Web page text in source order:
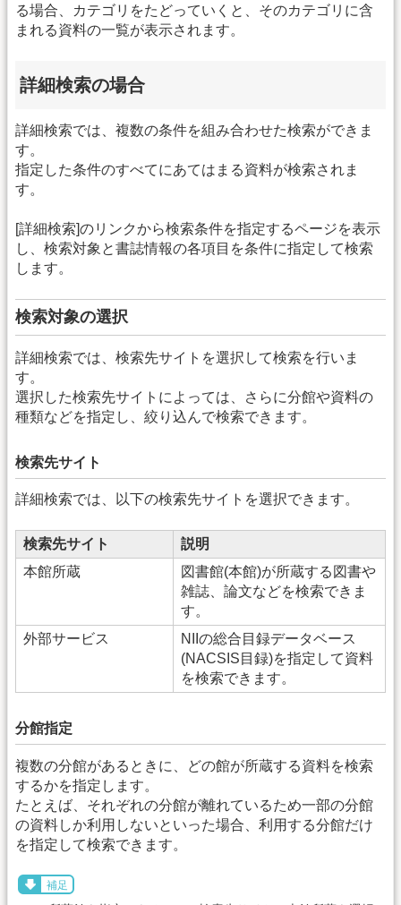
る場合、カテゴリをたどっていくと、そのカテゴリに含
まれる資料の一覧が表示されます。
詳細検索の場合
詳細検索では、複数の条件を組み合わせた検索ができま
す。
指定した条件のすべてにあてはまる資料が検索されま
す。
[詳細検索]のリンクから検索条件を指定するページを表示
し、検索対象と書誌情報の各項目を条件に指定して検索
します。
検索対象の選択
詳細検索では、検索先サイトを選択して検索を行いま
す。
選択した検索先サイトによっては、さらに分館や資料の
種類などを指定し、絞り込んで検索できます。
検索先サイト
詳細検索では、以下の検索先サイトを選択できます。
検索先サイト
説明
本館所蔵
図書館(本館)が所蔵する図書や
雑誌、論文などを検索できま
す。
外部サービス
NIIの総合目録データベース
(NACSIS目録)を指定して資料
を検索できます。
分館指定
複数の分館があるときに、どの館が所蔵する資料を検索
するかを指定します。
たとえば、それぞれの分館が離れているため一部の分館
の資料しか利用しないといった場合、利用する分館だけ
を指定して検索できます。
補足